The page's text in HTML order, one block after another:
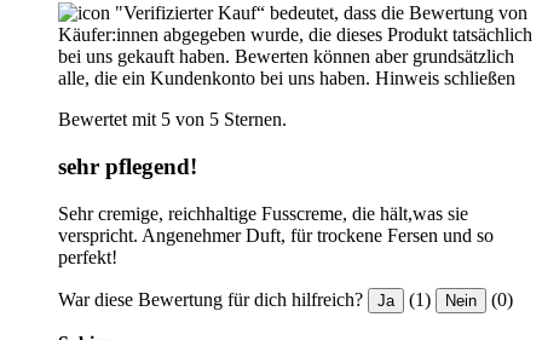
"Verifizierter Kauf“ bedeutet, dass die Bewertung von
Käufer:innen abgegeben wurde, die dieses Produkt tatsächlich
bei uns gekauft haben. Bewerten können aber grundsätzlich
alle, die ein Kundenkonto bei uns haben. Hinweis schließen
Bewertet mit 5 von 5 Sternen.
sehr pflegend!
Sehr cremige, reichhaltige Fusscreme, die hält,was sie
verspricht. Angenehmer Duft, für trockene Fersen und so
perfekt!
War diese Bewertung für dich hilfreich? Ja (1) Nein (0)